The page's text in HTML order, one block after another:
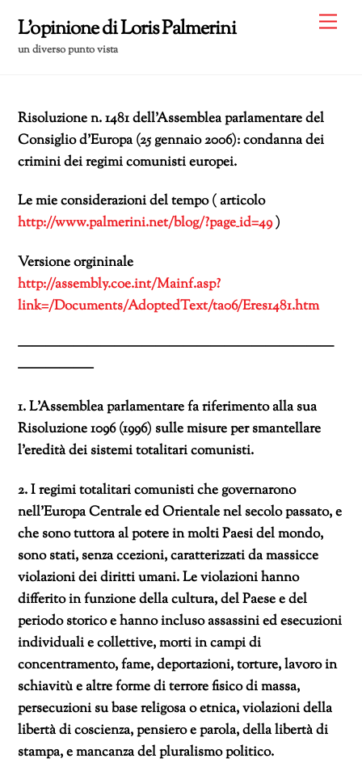
content
L'opinione di Loris Palmerini
un diverso punto vista
Risoluzione n. 1481 dell’Assemblea parlamentare del
Consiglio d’Europa (25 gennaio 2006): condanna dei
crimini dei regimi comunisti europei.
Le mie considerazioni del tempo ( articolo
http://www.palmerini.net/blog/?page_id=49)
Versione orgininale
http://assembly.coe.int/Mainf.asp?
link=/Documents/AdoptedText/ta06/Eres1481.htm
———————————————————————
—————–
1. L’Assemblea parlamentare fa riferimento alla sua
Risoluzione 1096 (1996) sulle misure per smantellare
l’eredità dei sistemi totalitari comunisti.
2. I regimi totalitari comunisti che governarono
nell’Europa Centrale ed Orientale nel secolo passato, e
che sono tuttora al potere in molti Paesi del mondo,
sono stati, senza ccezioni, caratterizzati da massicce
violazioni dei diritti umani. Le violazioni hanno
differito in funzione della cultura, del Paese e del
periodo storico e hanno incluso assassini ed esecuzioni
individuali e collettive, morti in campi di
concentramento, fame, deportazioni, torture, lavoro in
schiavitù e altre forme di terrore fisico di massa,
persecuzioni su base religosa o etnica, violazioni della
libertà di coscienza, pensiero e parola, della libertà di
stampa, e mancanza del pluralismo politico.